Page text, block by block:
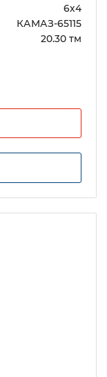
6х4
КАМАЗ-65115
20.30 тм